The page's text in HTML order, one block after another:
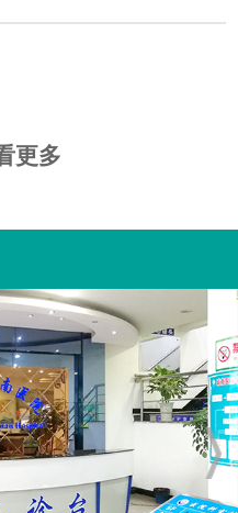
位着床者，统称为异位
仅你们的工作单位有福
不孕不育
更多